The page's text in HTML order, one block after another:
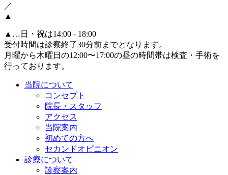
／
▲
▲ …日・祝は14:00 - 18:00
受付時間は診察終了30分前までとなります。
月曜から木曜日の12:00〜17:00の昼の時間帯は検査・手術を
行っております。
当院について
コンセプト
院長・スタッフ
アクセス
当院案内
初めての方へ
セカンドオピニオン
診療について
診察案内